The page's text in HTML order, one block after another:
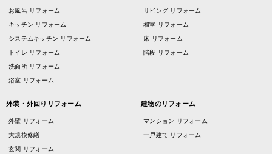
お風呂 リフォーム
キッチン リフォーム
システムキッチン リフォーム
トイレ リフォーム
洗面所 リフォーム
浴室 リフォーム
リビング リフォーム
和室 リフォーム
床 リフォーム
階段 リフォーム
外装・外回りリフォーム
外壁 リフォーム
大規模修繕
玄関 リフォーム
建物のリフォーム
マンション リフォーム
一戸建て リフォーム